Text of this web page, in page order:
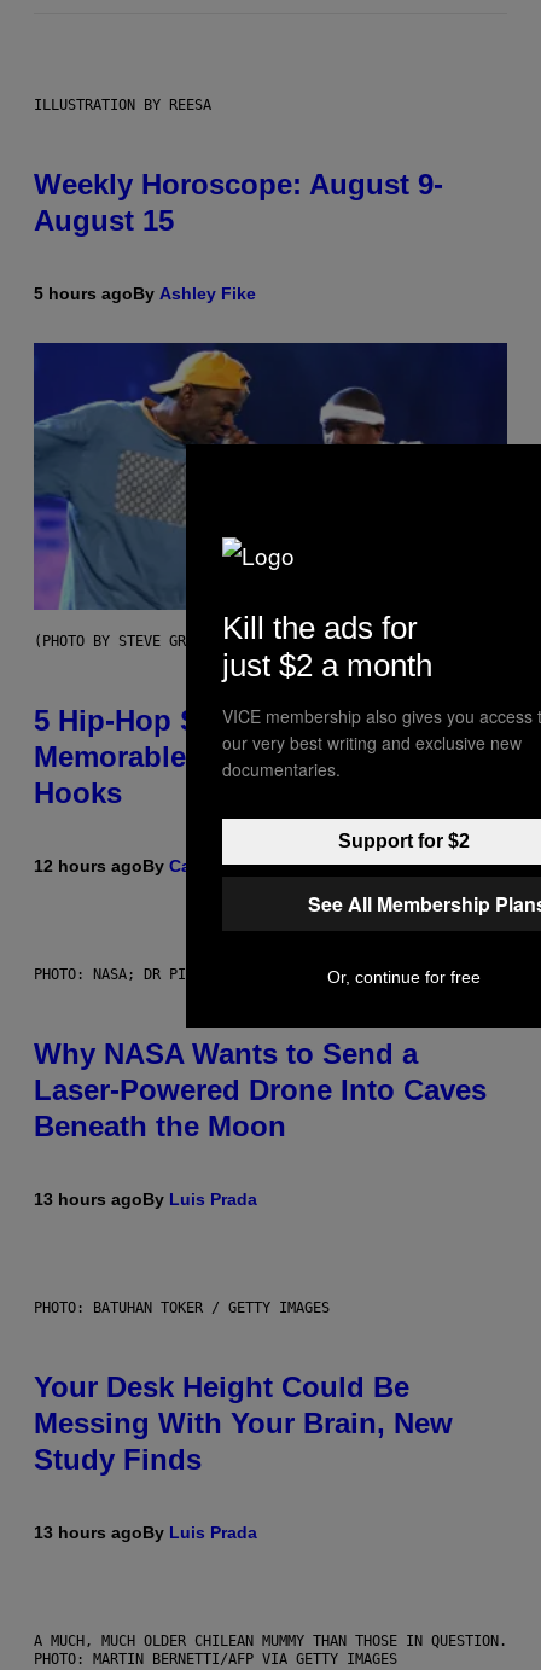
ILLUSTRATION BY REESA
Weekly Horoscope: August 9-
August 15
5 hours agoBy Ashley Fike
(PHOTO BY STEVE GRANITZ/WIREIMAGE)
5 Hip-Hop Songs That Are Most
Memorable for Their Classic
Hooks
12 hours agoBy Caleb Catlin
PHOTO: NASA; DR PIXEL / GETTY IMAGES
Why NASA Wants to Send a
Laser-Powered Drone Into Caves
Beneath the Moon
13 hours agoBy Luis Prada
PHOTO: BATUHAN TOKER / GETTY IMAGES
Your Desk Height Could Be
Messing With Your Brain, New
Study Finds
13 hours agoBy Luis Prada
A MUCH, MUCH OLDER CHILEAN MUMMY THAN THOSE IN QUESTION.
PHOTO: MARTIN BERNETTI/AFP VIA GETTY IMAGES
Kill the ads for
just $2 a month
VICE membership also gives you access
our very best writing and exclusive new
documentaries.
Support for $2
See All Membership
Or, continue for free